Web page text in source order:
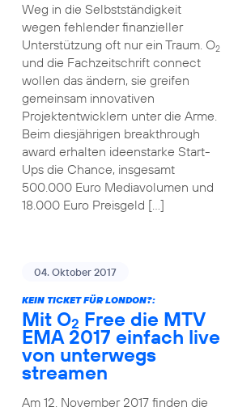
Weg in die Selbstständigkeit
wegen fehlender finanzieller
Unterstützung oft nur ein Traum. O2
und die Fachzeitschrift connect
wollen das ändern, sie greifen
gemeinsam innovativen
Projektentwicklern unter die Arme.
Beim diesjährigen breakthrough
award erhalten ideenstarke Start-
Ups die Chance, insgesamt
500.000 Euro Mediavolumen und
18.000 Euro Preisgeld […]
04. Oktober 2017
KEIN TICKET FÜR LONDON?:
Mit O2 Free die MTV
EMA 2017 einfach live
von unterwegs
streamen
Am 12. November 2017 finden die